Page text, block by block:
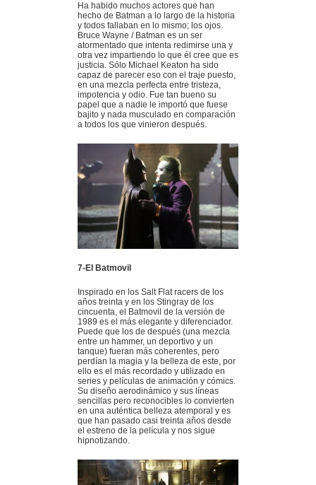
Ha habido muchos actores que han
hecho de Batman a lo largo de la historia
y todos fallaban en lo mismo; los ojos.
Bruce Wayne / Batman es un ser
atormentado que intenta redimirse una y
otra vez impartiendo lo que él cree que es
justicia. Sólo Michael Keaton ha sido
capaz de parecer eso con el traje puesto,
en una mezcla perfecta entre tristeza,
impotencia y odio. Fue tan bueno su
papel que a nadie le importó que fuese
bajito y nada musculado en comparación
a todos los que vinieron después.
7-El Batmovil
Inspirado en los Salt Flat racers de los
años treinta y en los Stingray de los
cincuenta, el Batmovil de la versión de
1989 es el más elegante y diferenciador.
Puede que los de después (una mezcla
entre un hammer, un deportivo y un
tanque) fueran más coherentes, pero
perdían la magia y la belleza de este, por
ello es el más recordado y utilizado en
series y películas de animación y cómics.
Su diseño aerodinámico y sus líneas
sencillas pero reconocibles lo convierten
en una auténtica belleza atemporal y es
que han pasado casi treinta años desde
el estreno de la película y nos sigue
hipnotizando.